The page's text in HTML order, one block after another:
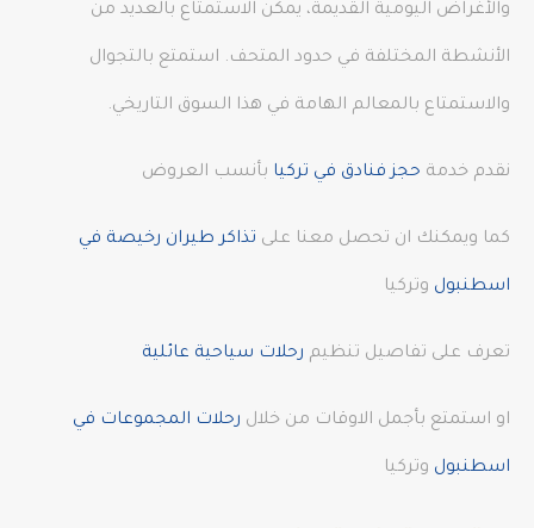
والأغراض اليومية القديمة، يمكن الاستمتاع بالعديد من
الأنشطة المختلفة في حدود المتحف. استمتع بالتجوال
والاستمتاع بالمعالم الهامة في هذا السوق التاريخي.
نقدم خدمة حجز فنادق في تركيا بأنسب العروض
كما ويمكنك ان تحصل معنا على تذاكر طيران رخيصة في
اسطنبول وتركيا
تعرف على تفاصيل تنظيم رحلات سياحية عائلية
او استمتع بأجمل الاوقات من خلال رحلات المجموعات في
اسطنبول وتركيا